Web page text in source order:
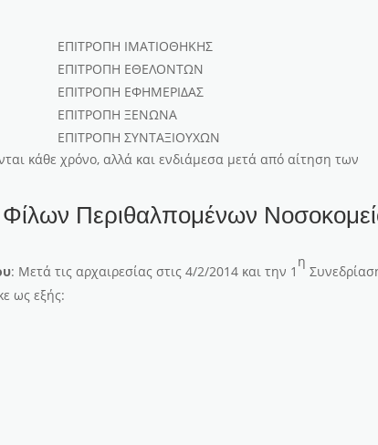
ΕΠΙΤΡΟΠΗ ΙΜΑΤΙΟΘΗΚΗΣ
ΕΠΙΤΡΟΠΗ ΕΘΕΛΟΝΤΩΝ
ΕΠΙΤΡΟΠΗ ΕΦΗΜΕΡΙΔΑΣ
ΕΠΙΤΡΟΠΗ ΞΕΝΩΝΑ
ΕΠΙΤΡΟΠΗ ΣΥΝΤΑΞΙΟΥΧΩΝ
κάθε χρόνο, αλλά και ενδιάμεσα μετά από αίτηση των
Φίλων Περιθαλπομένων
: Μετά τις αρχαιρεσίας στις 4/2/2014 και την 1
η
ως εξής: